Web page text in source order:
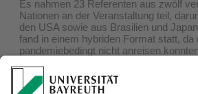
Es nahmen 23 Referenten aus zwölf
Nationen an der Veranstaltung teil,
den USA sowie aus Brasilien und
fand in einem hybriden Format statt, da
pandemiebedingt nicht anreisen
Das Programm finden Sie